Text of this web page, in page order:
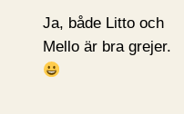
Ja, både Litto och
Mello är bra grejer.